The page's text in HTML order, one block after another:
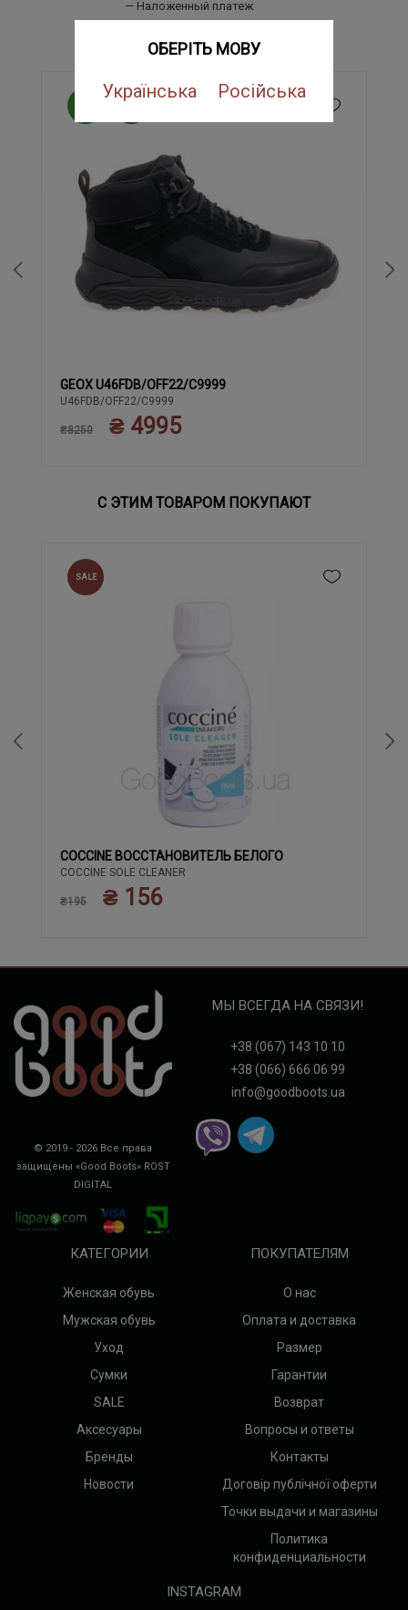
ОБЕРІТЬ МОВУ
Українська Російська
Наложенный платеж
41 42 43 44
GEOX U46FDB/OFF22/C9999
U46FDB/OFF22/C9999
₴8250 ₴ 4995
С ЭТИМ ТОВАРОМ ПОКУПАЮТ
SALE
COCCINE ВОССТАНОВИТЕЛЬ БЕЛОГО
COCCINE SOLE CLEANER
₴195 ₴ 156
© 2019 - 2026 Все права
защищены «Good Boots» ROST
DIGITAL
МЫ ВСЕГДА НА СВЯЗИ!
+38 (067) 143 10 10
+38 (066) 666 06 99
info@goodboots.ua
КАТЕГОРИИ
Женская обувь
Мужская обувь
Уход
Сумки
SALE
Аксесуары
Бренды
Новости
ПОКУПАТЕЛЯМ
О нас
Оплата и доставка
Размер
Гарантии
Возврат
Вопросы и ответы
Контакты
Договір публічної оферти
Точки выдачи и магазины
Политика
конфиденциальности
INSTAGRAM